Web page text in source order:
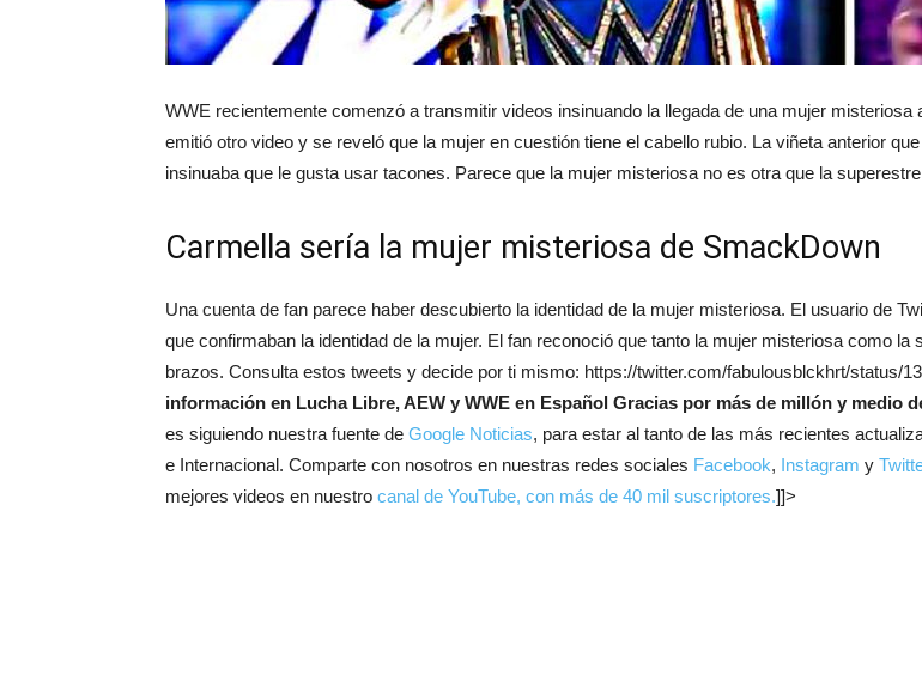
WWE recientemente comenzó a transmitir videos insinuando la llegada de una mujer
emitió otro video y se reveló que la mujer en cuestión tiene el cabello rubio. La viñeta anterior
insinuaba que le gusta usar tacones. Parece que la mujer misteriosa no es otra que la
Carmella sería la mujer misteriosa de SmackDown
Una cuenta de fan parece haber descubierto la identidad de la mujer misteriosa. El usuario de
que confirmaban la identidad de la mujer. El fan reconoció que tanto la mujer misteriosa como
brazos. Consulta estos tweets y decide por ti mismo: https://twitter.com/fabulousblckhrt/status/
información en Lucha Libre, AEW y WWE en Español Gracias por más de millón y medio
es siguiendo nuestra fuente de Google Noticias, para estar al tanto de las más recientes
e Internacional. Comparte con nosotros en nuestras redes sociales Facebook, Instagram y
mejores videos en nuestro canal de YouTube, con más de 40 mil suscriptores.]]>